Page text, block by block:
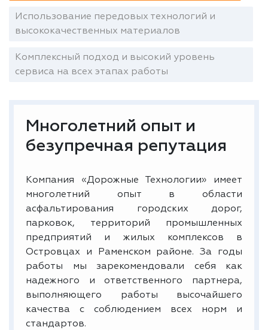
Использование передовых технологий и
высококачественных материалов
Комплексный подход и высокий уровень
сервиса на всех этапах работы
Многолетний опыт и
безупречная репутация
Компания «Дорожные Технологии» имеет
многолетний опыт в области
асфальтирования городских дорог,
парковок, территорий промышленных
предприятий и жилых комплексов в
Островцах и Раменском районе. За годы
работы мы зарекомендовали себя как
надежного и ответственного партнера,
выполняющего работы высочайшего
качества с соблюдением всех норм и
стандартов.